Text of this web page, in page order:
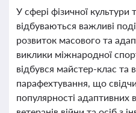
У сфері фізичної культури
відбуваються важливі
розвиток масового та
виклики міжнародної
відбувся майстер-клас та
парафехтування, що
популярності адаптивних